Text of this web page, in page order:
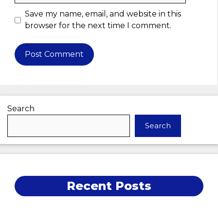
Save my name, email, and website in this
browser for the next time I comment.
Search
Search
Recent Posts